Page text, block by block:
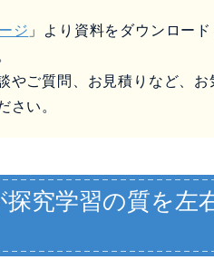
ジ 」より資料をダウンロード
やご質問、お見積りなど、お
さい。
究学習の質を左